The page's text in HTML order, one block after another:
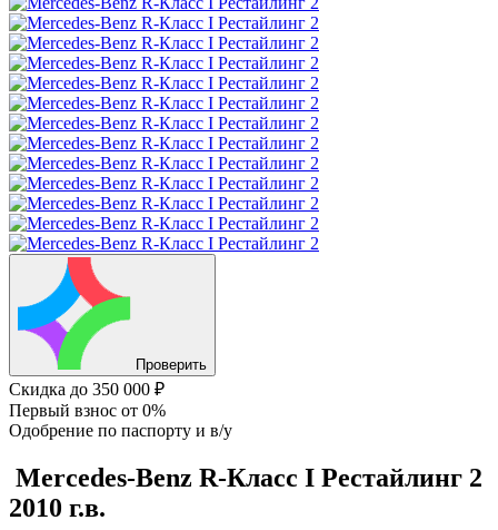
Проверить
Скидка до 350 000 ₽
Первый взнос от 0%
Одобрение по паспорту и в/у
Mercedes-Benz R-Класс I Рестайлинг 2
2010 г.в.